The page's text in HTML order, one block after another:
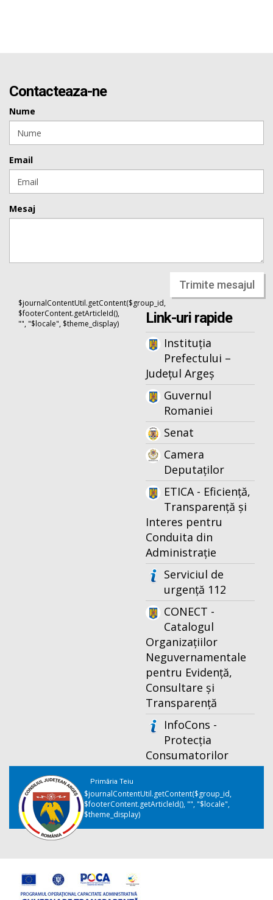
Contacteaza-ne
Nume
Email
Mesaj
Trimite mesajul
$journalContentUtil.getContent($group_id,
$footerContent.getArticleId(),
"", "$locale", $theme_display)
Link-uri rapide
Instituția
Prefectului –
Județul Argeș
Guvernul
Romaniei
Senat
Camera
Deputaților
ETICA - Eficiență,
Transparență și
Interes pentru
Conduita din
Administrație
Serviciul de
urgență 112
CONECT -
Catalogul
Organizațiilor
Neguvernamentale
pentru Evidență,
Consultare și
Transparență
InfoCons -
Protecția
Consumatorilor
Primăria Teiu
$journalContentUtil.getContent($group_id,
$footerContent.getArticleId(), "", "$locale",
$theme_display)